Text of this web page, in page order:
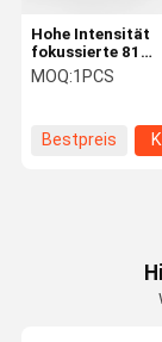
Hohe Intensität
fokussierte 81
Mikronadel Pin*2
Bruch-Rf
MOQ:1PCS
Bestpreis